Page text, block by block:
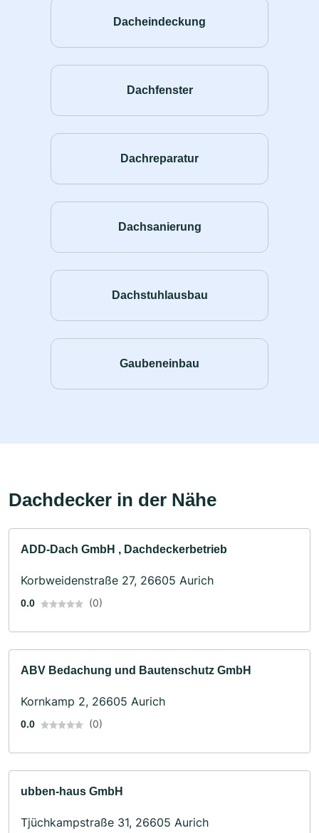
Dacheindeckung
Dachfenster
Dachreparatur
Dachsanierung
Dachstuhlausbau
Gaubeneinbau
Dachdecker in der Nähe
ADD-Dach GmbH , Dachdeckerbetrieb
Korbweidenstraße 27, 26605 Aurich
0.0 (0)
ABV Bedachung und Bautenschutz GmbH
Kornkamp 2, 26605 Aurich
0.0 (0)
ubben-haus GmbH
Tjüchkampstraße 31, 26605 Aurich